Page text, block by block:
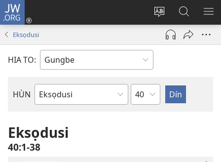
JW.ORG
Diọ
ogbè
nọtẹn
Hùn
Adà
Towe
(opens
new
Dín
to
JW.ORG
Eksọdusi
HIA TO:
HÙN
Bible
Weta
Eksọdusi
40:1-38